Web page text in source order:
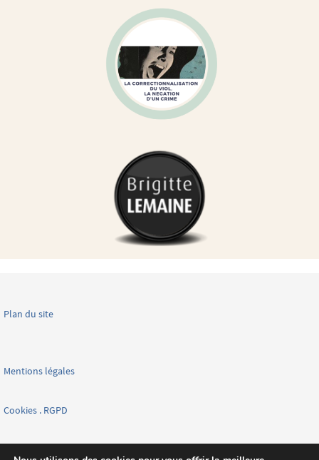
Plan du site
Mentions légales
Cookies . RGPD